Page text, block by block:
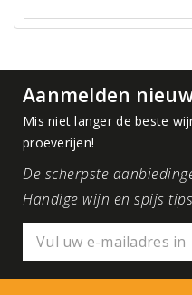
Aanmelden
Mis niet langer de beste
proeverijen!
De scherpste
Handige wijn en spijs tips